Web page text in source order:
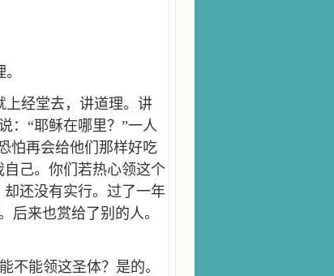
上经堂去，讲道理。讲
：“耶稣在哪里？”一人
怕再会给他们那样好吃
己。你们若热心领这个
还没有实行。过了一年
后来也赏给了别的人。
不能领这圣体？是的。